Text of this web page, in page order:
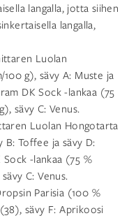
langalla, jotta siihen
langalla,
Luolan
g), sävy A: Muste ja
DK Sock -lankaa (75
sävy C: Venus.
Luolan Hongotarta
B: Toffee ja sävy D:
-lankaa (75 %
C: Venus.
Parisia (100 %
sävy F: Aprikoosi